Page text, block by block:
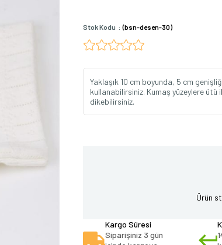
Stok Kodu (bsn-desen-30)
Yaklaşık 10 cm boyunda, 5 cm
kullanabilirsiniz. Kumaş yüzeylere ütü
dikebilirsiniz.
Ürün
Kargo Süresi
Siparişiniz 3 gün